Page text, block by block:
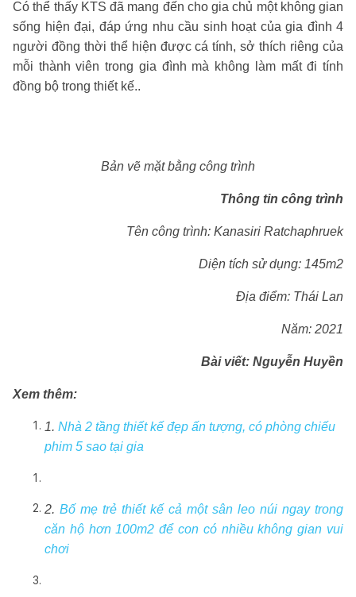
Có thể thấy KTS đã mang đến cho gia chủ một không gian
sống hiện đại, đáp ứng nhu cầu sinh hoạt của gia đình 4
người đồng thời thể hiện được cá tính, sở thích riêng của
mỗi thành viên trong gia đình mà không làm mất đi tính
đồng bộ trong thiết kế..
Bản vẽ mặt bằng công trình
Thông tin công trình
Tên công trình: Kanasiri Ratchaphruek
Diện tích sử dụng: 145m2
Địa điểm: Thái Lan
Năm: 2021
Bài viết: Nguyễn Huyền
Xem thêm:
1. Nhà 2 tầng thiết kế đẹp ấn tượng, có phòng chiếu
phim 5 sao tại gia
2. Bố mẹ trẻ thiết kế cả một sân leo núi ngay trong
căn hộ hơn 100m2 để con có nhiều không gian vui
chơi